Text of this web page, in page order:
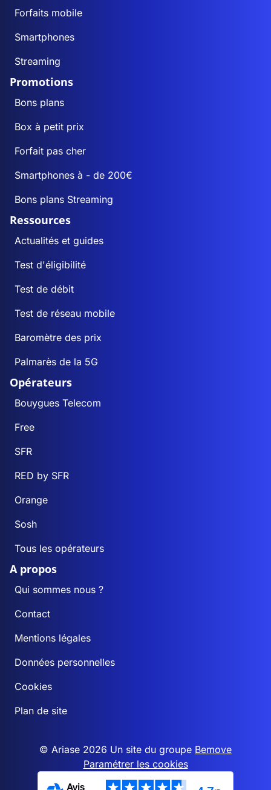
Forfaits mobile
Smartphones
Streaming
Promotions
Bons plans
Box à petit prix
Forfait pas cher
Smartphones à - de 200€
Bons plans Streaming
Ressources
Actualités et guides
Test d'éligibilité
Test de débit
Test de réseau mobile
Baromètre des prix
Palmarès de la 5G
Opérateurs
Bouygues Telecom
Free
SFR
RED by SFR
Orange
Sosh
Tous les opérateurs
A propos
Qui sommes nous ?
Contact
Mentions légales
Données personnelles
Cookies
Plan de site
© Ariase 2026 Un site du groupe Bemove
Paramétrer les cookies